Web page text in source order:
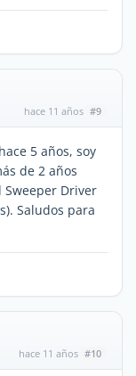
hace 11 años #9
5 años, soy
de 2 años
Sweeper Driver
Saludos para
hace 11 años #10